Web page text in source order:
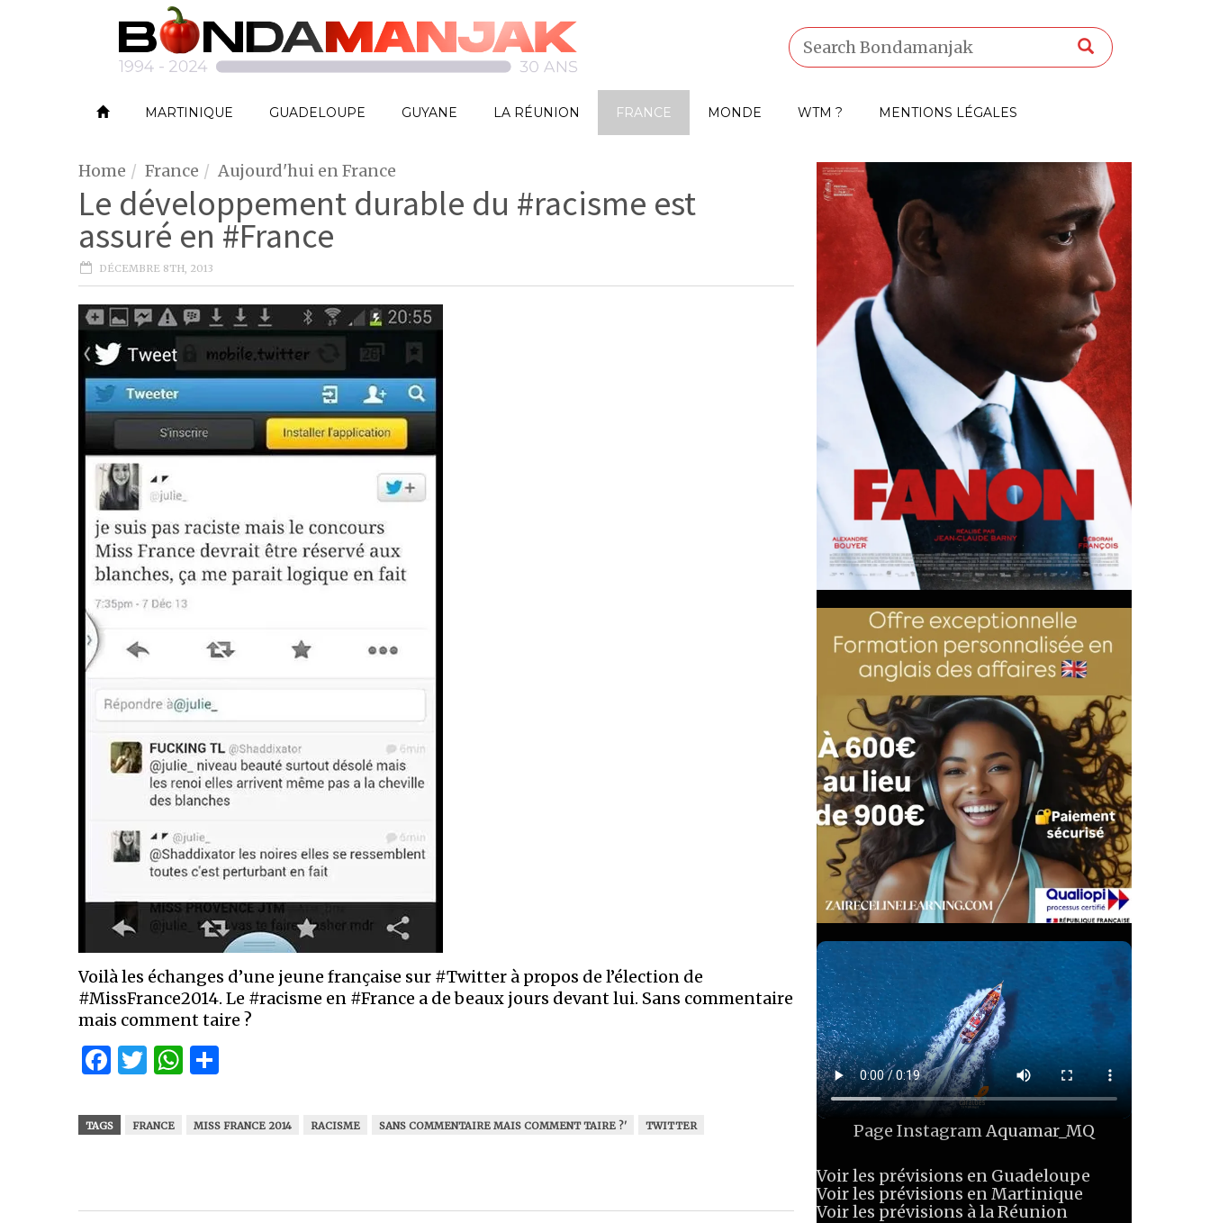
MARTINIQUE GUADELOUPE GUYANE LA RÉUNION FRANCE MONDE WTM ? MENTIONS LÉGALES
Home France Aujourd'hui en France
Le développement durable du #racisme est
assuré en #France
DÉCEMBRE 8TH, 2013
Voilà les échanges d’une jeune française sur #Twitter à propos de l’élection de
#MissFrance2014. Le #racisme en #France a de beaux jours devant lui. Sans commentaire
mais comment taire ?
Facebook
Twitter
WhatsApp
TAGS FRANCE MISS FRANCE 2014 RACISME SANS COMMENTAIRE MAIS COMMENT TAIRE ?' TWITTER Page InstagramAquamar_MQ
Voir les prévisions en Guadeloupe
Voir les prévisions en Martinique
Voir les prévisions à la Réunion